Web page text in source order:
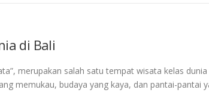
di Bali
merupakan salah satu tempat wisata kelas
memukau, budaya yang kaya, dan pantai-pantai